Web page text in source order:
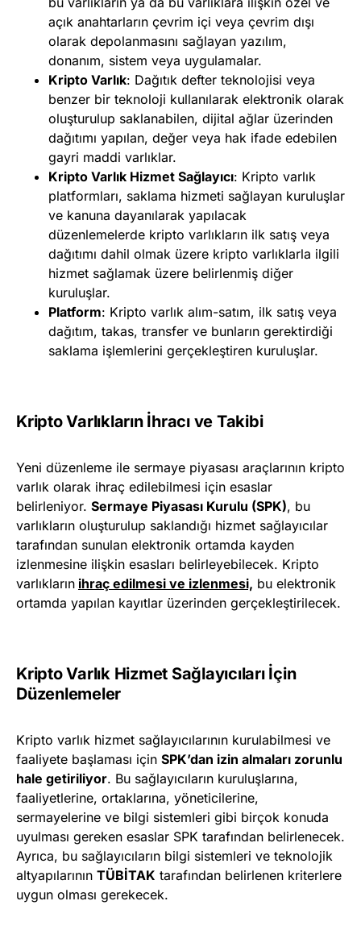
açık anahtarların çevrim içi veya çevrim dışı
olarak depolanmasını sağlayan yazılım,
donanım, sistem veya uygulamalar.
Kripto Varlık: Dağıtık defter teknolojisi veya
benzer bir teknoloji kullanılarak elektronik olarak
oluşturulup saklanabilen, dijital ağlar üzerinden
dağıtımı yapılan, değer veya hak ifade edebilen
gayri maddi varlıklar.
Kripto Varlık Hizmet Sağlayıcı: Kripto varlık
platformları, saklama hizmeti sağlayan kuruluşlar
ve kanuna dayanılarak yapılacak
düzenlemelerde kripto varlıkların ilk satış veya
dağıtımı dahil olmak üzere kripto varlıklarla ilgili
hizmet sağlamak üzere belirlenmiş diğer
kuruluşlar.
Platform: Kripto varlık alım-satım, ilk satış veya
dağıtım, takas, transfer ve bunların gerektirdiği
saklama işlemlerini gerçekleştiren kuruluşlar.
Kripto Varlıkların İhracı ve Takibi
Yeni düzenleme ile sermaye piyasası araçlarının kripto
varlık olarak ihraç edilebilmesi için esaslar
belirleniyor. Sermaye Piyasası Kurulu (SPK), bu
varlıkların oluşturulup saklandığı hizmet sağlayıcılar
tarafından sunulan elektronik ortamda kayden
izlenmesine ilişkin esasları belirleyebilecek. Kripto
varlıkların ihraç edilmesi ve izlenmesi, bu elektronik
ortamda yapılan kayıtlar üzerinden gerçekleştirilecek.
Kripto Varlık Hizmet Sağlayıcıları İçin
Düzenlemeler
Kripto varlık hizmet sağlayıcılarının kurulabilmesi ve
faaliyete başlaması için SPK’dan izin almaları zorunlu
hale getiriliyor. Bu sağlayıcıların kuruluşlarına,
faaliyetlerine, ortaklarına, yöneticilerine,
sermayelerine ve bilgi sistemleri gibi birçok konuda
uyulması gereken esaslar SPK tarafından belirlenecek.
Ayrıca, bu sağlayıcıların bilgi sistemleri ve teknolojik
altyapılarının TÜBİTAK tarafından belirlenen kriterlere
uygun olması gerekecek.